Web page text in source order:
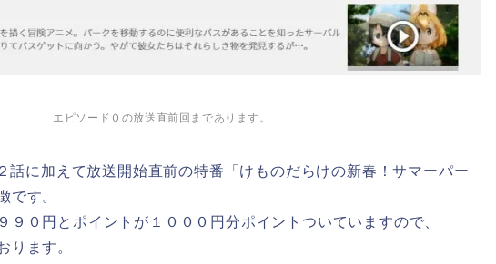
エピソード０の放送直前回まであります。
話に加えて放送開始直前の特番「けものだらけの新春！サマーパー
です。
９０円とポイントが１０００円分ポイントついていますので、
ります。